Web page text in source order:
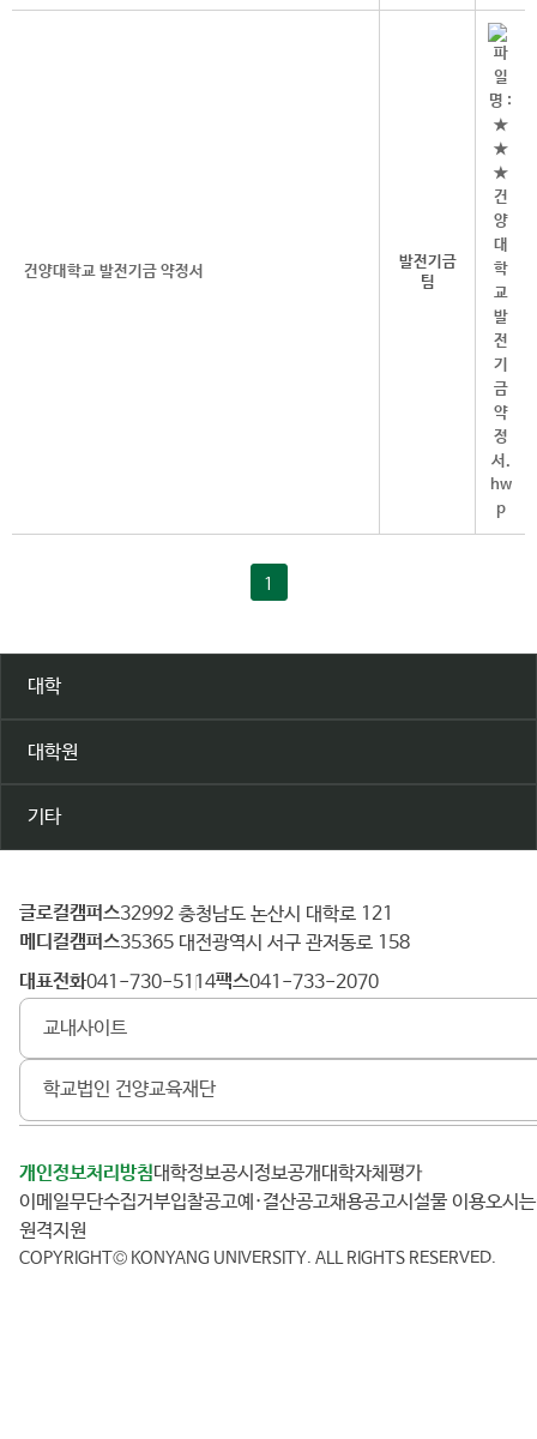
건양대학교 발전기금 약정서
발전기금
팀
1
대학
대학원
기타
건
양
대
학
글로컬캠퍼스 32992 충청남도 논산시 대학로 121
메디컬캠퍼스 35365 대전광역시 서구 관저동로 158
대표전화 041-730-5114 팩스 041-733-2070
교내사이트
학교법인 건양교육재단
개인정보처리방침 대학정보공시 정보공개
대학자체평가
이메일무단수집거부
입찰공고 예·결산공고 채용공고 시설물 이용
오시
원격지원
COPYRIGHT© KONYANG UNIVERSITY. ALL RIGHTS RESERVED.